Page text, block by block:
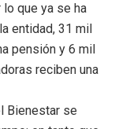
que ya se ha
entidad, 31 mil
pensión y 6 mil
reciben una
Bienestar se